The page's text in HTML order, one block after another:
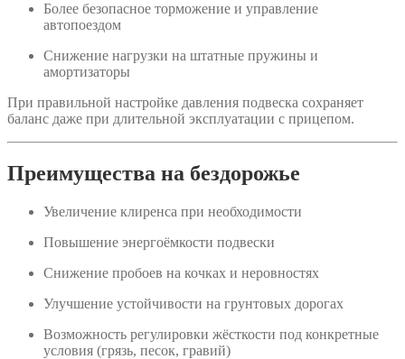
Более безопасное торможение и управление
автопоездом
Снижение нагрузки на штатные пружины и
амортизаторы
При правильной настройке давления подвеска сохраняет
баланс даже при длительной эксплуатации с прицепом.
Преимущества на бездорожье
Увеличение клиренса при необходимости
Повышение энергоёмкости подвески
Снижение пробоев на кочках и неровностях
Улучшение устойчивости на грунтовых дорогах
Возможность регулировки жёсткости под конкретные
условия (грязь, песок, гравий)